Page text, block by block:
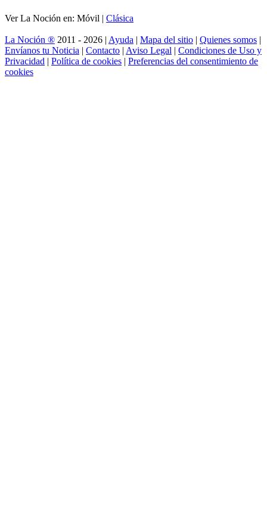
Ver La Noción en: Móvil | Clásica
La Noción ® 2011 - 2026 | Ayuda | Mapa del sitio | Quienes somos |
Envíanos tu Noticia | Contacto | Aviso Legal | Condiciones de Uso y
Privacidad | Política de cookies | Preferencias del consentimiento de
cookies